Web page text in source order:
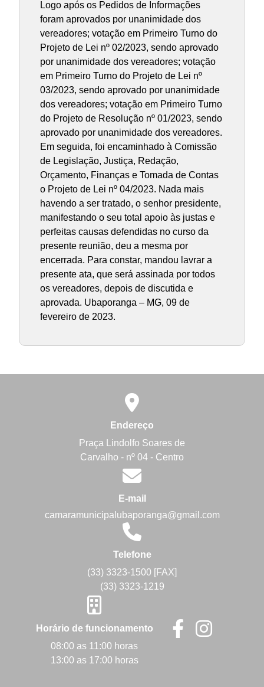
Endereço
Praça Lindolfo Soares de
Carvalho - nº 04 - Centro
E-mail
camaramunicipalubaporanga@gmail.com
Telefone
(33) 3323-1500 [FAX]
(33) 3323-1219
Horário de funcionamento
08:00 as 11:00 horas
13:00 as 17:00 horas